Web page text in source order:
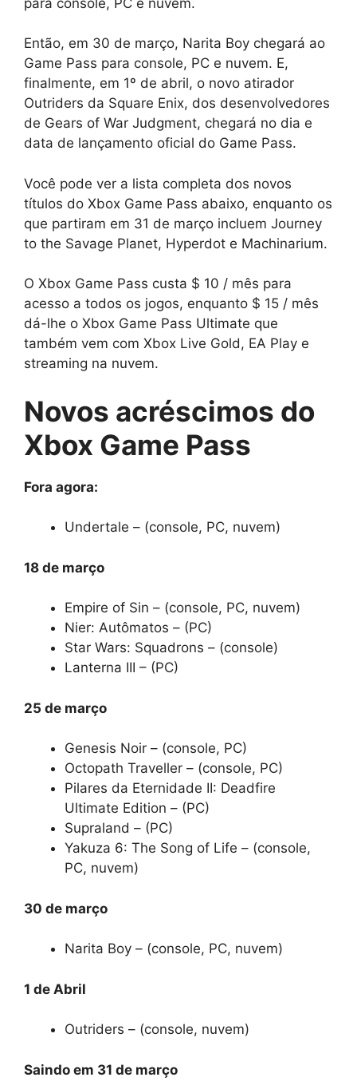
Então, em 30 de março, Narita Boy chegará ao
Game Pass para console, PC e nuvem. E,
finalmente, em 1º de abril, o novo atirador
Outriders da Square Enix, dos desenvolvedores
de Gears of War Judgment, chegará no dia e
data de lançamento oficial do Game Pass.
Você pode ver a lista completa dos novos
títulos do Xbox Game Pass abaixo, enquanto os
que partiram em 31 de março incluem Journey
to the Savage Planet, Hyperdot e Machinarium.
O Xbox Game Pass custa $ 10 / mês para
acesso a todos os jogos, enquanto $ 15 / mês
dá-lhe o Xbox Game Pass Ultimate que
também vem com Xbox Live Gold, EA Play e
streaming na nuvem.
Novos acréscimos do
Xbox Game Pass
Fora agora:
Undertale – (console, PC, nuvem)
18 de março
Empire of Sin – (console, PC, nuvem)
Nier: Autômatos – (PC)
Star Wars: Squadrons – (console)
Lanterna III – (PC)
25 de março
Genesis Noir – (console, PC)
Octopath Traveller – (console, PC)
Pilares da Eternidade II: Deadfire
Ultimate Edition – (PC)
Supraland – (PC)
Yakuza 6: The Song of Life – (console,
PC, nuvem)
30 de março
Narita Boy – (console, PC, nuvem)
1 de Abril
Outriders – (console, nuvem)
Saindo em 31 de março